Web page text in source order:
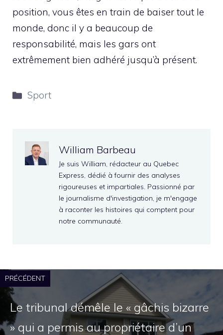
position, vous êtes en train de baiser tout le
monde, donc il y a beaucoup de
responsabilité, mais les gars ont
extrêmement bien adhéré jusqu’à présent.
Catégories
Sport
William Barbeau
Je suis William, rédacteur au Quebec
Express, dédié à fournir des analyses
rigoureuses et impartiales. Passionné par
le journalisme d'investigation, je m'engage
à raconter les histoires qui comptent pour
notre communauté.
PRÉCÉDENT
Le tribunal démêle le « gâchis bizarre
» qui a permis au propriétaire d’un